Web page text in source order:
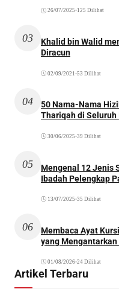
26/07/2025 •125 Dilihat
03
Khalid bin Walid
Diracun
02/09/2021 •53 Dilihat
04
50 Nama-Nama
Thariqah di Seluruh
30/06/2025 •39 Dilihat
05
Mengenal 12 Jenis
Ibadah Pelengkap
13/07/2025 •35 Dilihat
06
Membaca Ayat
yang
01/08/2026•24 Dilihat
Artikel Terbaru